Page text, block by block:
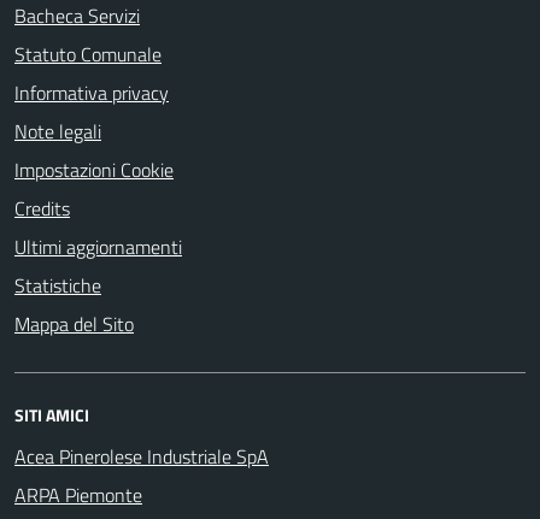
Bacheca Servizi
Statuto Comunale
Informativa privacy
Note legali
Impostazioni Cookie
Credits
Ultimi aggiornamenti
Statistiche
Mappa del Sito
SITI AMICI
Acea Pinerolese Industriale SpA
ARPA Piemonte